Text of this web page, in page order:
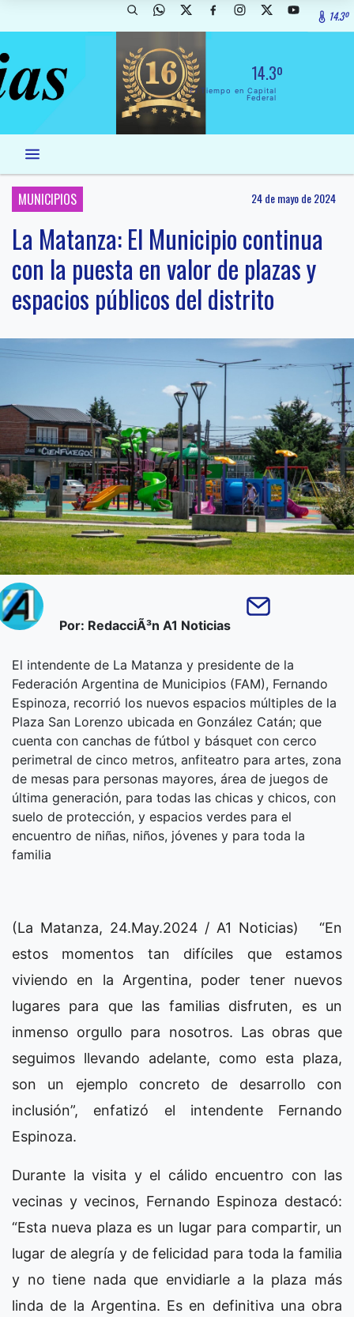
14.3º
14.3º
El Tiempo en Capital
Federal
MUNICIPIOS 24 de mayo de 2024
La Matanza: El Municipio continua
con la puesta en valor de plazas y
espacios públicos del distrito
Por: RedacciÃ³n A1 Noticias
El intendente de La Matanza y presidente de la
Federación Argentina de Municipios (FAM), Fernando
Espinoza, recorrió los nuevos espacios múltiples de la
Plaza San Lorenzo ubicada en González Catán; que
cuenta con canchas de fútbol y básquet con cerco
perimetral de cinco metros, anfiteatro para artes, zona
de mesas para personas mayores, área de juegos de
última generación, para todas las chicas y chicos, con
suelo de protección, y espacios verdes para el
encuentro de niñas, niños, jóvenes y para toda la
familia
(La Matanza, 24.May.2024 / A1 Noticias) “En
estos momentos tan difíciles que estamos
viviendo en la Argentina, poder tener nuevos
lugares para que las familias disfruten, es un
inmenso orgullo para nosotros. Las obras que
seguimos llevando adelante, como esta plaza,
son un ejemplo concreto de desarrollo con
inclusión”, enfatizó el intendente Fernando
Espinoza.
Durante la visita y el cálido encuentro con las
vecinas y vecinos, Fernando Espinoza destacó:
“Esta nueva plaza es un lugar para compartir, un
lugar de alegría y de felicidad para toda la familia
y no tiene nada que envidiarle a la plaza más
linda de la Argentina. Es en definitiva una obra